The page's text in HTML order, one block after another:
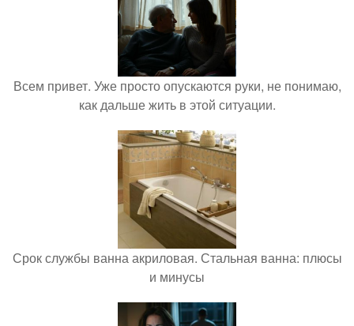
Всем привет. Уже просто опускаются руки, не понимаю,
как дальше жить в этой ситуации.
Срок службы ванна акриловая. Стальная ванна: плюсы
и минусы